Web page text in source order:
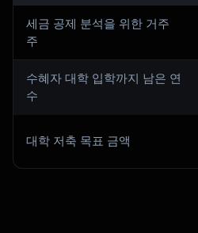
CHOOSING THE RIGHT 529
═════════════════
DECISION FRAMEWORK:
1. Does your state offer
529 contributions?
2. Is the deduction
3. How do investment
세금 공제 분석을 위한 거주
주
수혜자 대학 입학까지 남은 연
수
대학 저축 목표 금액